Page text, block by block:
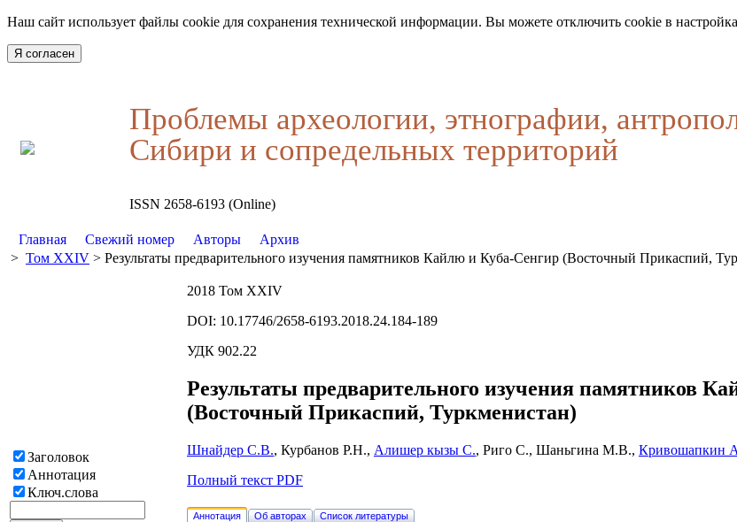
Наш сайт использует файлы cookie для сохранения технической информации. Вы можете отключить cookie в
Я согласен
Проблемы археологии, этнографии,
Сибири и сопредельных территорий
ISSN 2658-6193 (Online)
Главная Свежий номер Авторы
Архив
> Том XXIV > Результаты предварительного изучения памятников Кайлю и Куба-Сенгир (Восточный Прикаспий,
Заголовок
Аннотация
Ключ.слова
2018 Том XXIV
DOI: 10.17746/2658-6193.2018.24.184-189
УДК 902.22
Результаты предварительного изучения памятников
(Восточный Прикаспий, Туркменистан)
Шнайдер С.В., Курбанов Р.Н., Алишер кызы С., Риго С., Шаньгина М.В., Кривошапкин
Полный текст PDF
Аннотация Об авторах Список литературы